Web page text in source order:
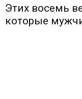
Этих восемь
которые